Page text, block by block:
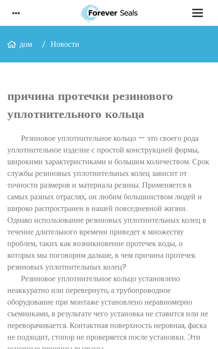
дом Новости
причина протечки резинового
уплотнительного кольца
Резиновое уплотнительное кольцо — это своего рода
уплотнительное изделие с простой конструкцией формы,
широкими характеристиками и большим количеством. Срок
службы резиновых уплотнительных колец зависит от
точности размеров и материала резины. Применяется в
самых разных отраслях, он любим большинством людей и
широко распространен в нашей повседневной жизни.
Однако использование резиновых уплотнительных колец в
течение длительного времени приведет к множеству
проблем, таких как возникновение протечек воды, о
которых мы поговорим дальше, в чем причина протечек
резиновых уплотнительных колец?
Резиновое уплотнительное кольцо установлено
неаккуратно или перевернуто, а трубопроводное
оборудование при монтаже установлено неравномерно
съемниками, в результате чего установка не ставится или не
переворачивается. Контактная поверхность неровная, фаска
не подходит, стопор не проверяется после установки. Эти